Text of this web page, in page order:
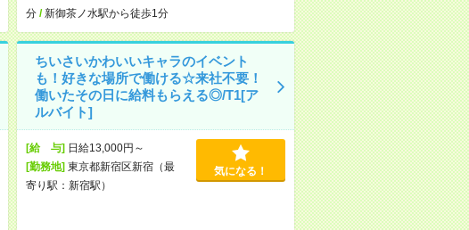
分/新御茶ノ水駅から徒歩1分
ちいさいかわいいキャラのイベント
も！好きな場所で働ける☆来社不要！
働いたその日に給料もらえる◎/T1[ア
ルバイト]
[給 与]日給13,000円～
[勤務地]東京都新宿区新宿（最
寄り駅：新宿駅）
気になる！